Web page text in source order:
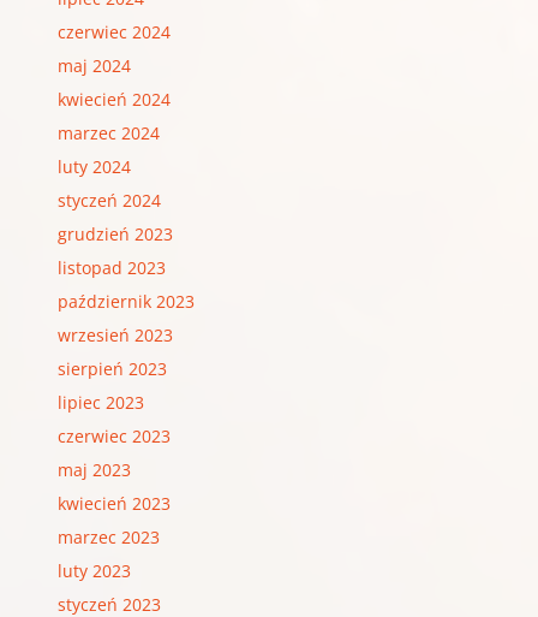
czerwiec 2024
maj 2024
kwiecień 2024
marzec 2024
luty 2024
styczeń 2024
grudzień 2023
listopad 2023
październik 2023
wrzesień 2023
sierpień 2023
lipiec 2023
czerwiec 2023
maj 2023
kwiecień 2023
marzec 2023
luty 2023
styczeń 2023